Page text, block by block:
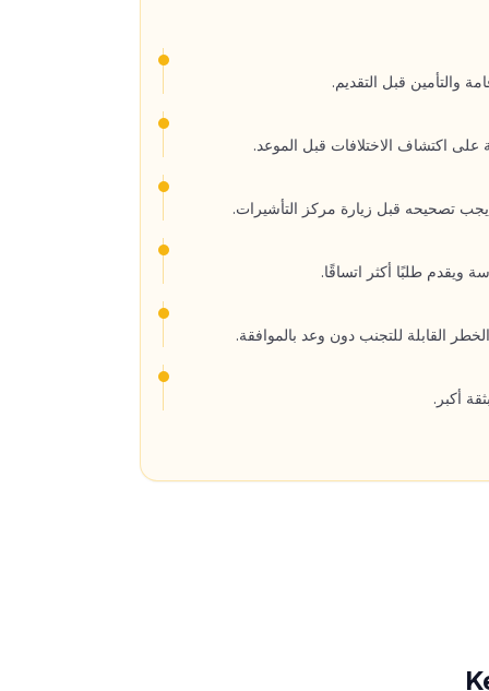
والتأمين قبل التقديم.
على اكتشاف الاختلافات قبل الموعد.
يجب تصحيحه قبل زيارة مركز التأشيرات.
ويقدم طلبًا أكثر اتساقًا.
القابلة للتجنب دون وعد بالموافقة.
أكبر.